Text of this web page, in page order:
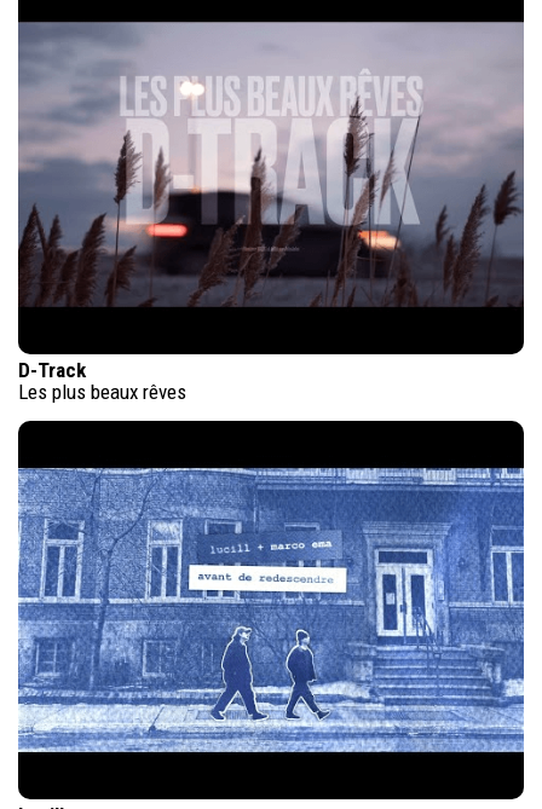
D-Track
Les plus beaux rêves